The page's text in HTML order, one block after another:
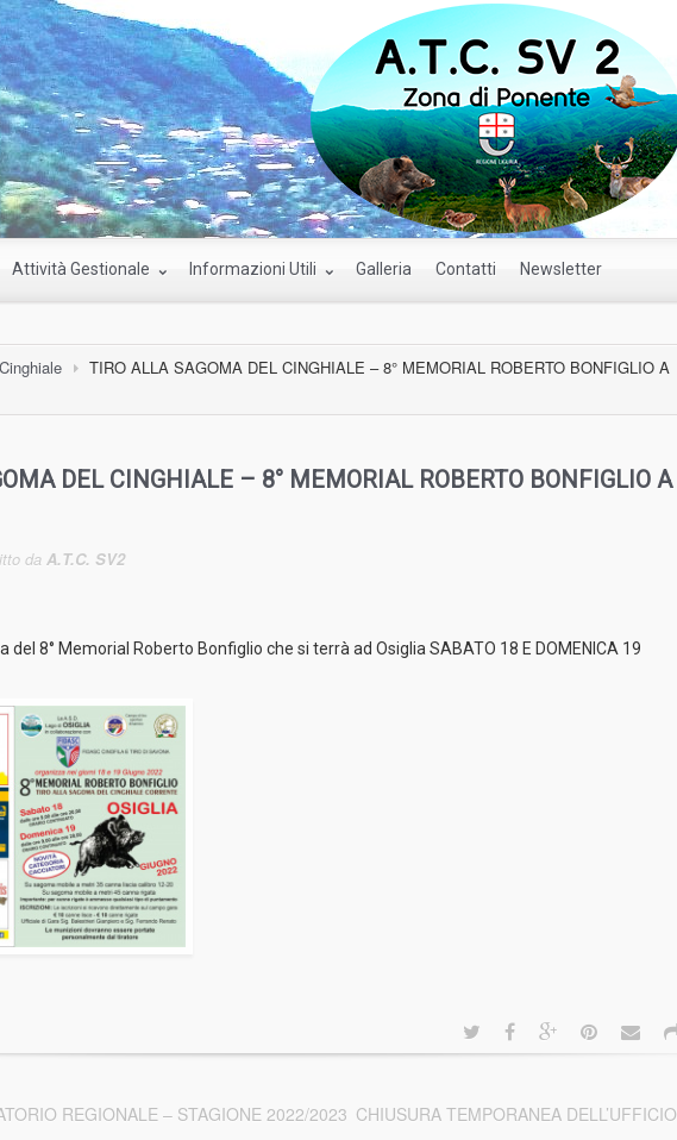
Attività Gestionale Informazioni Utili Galleria Contatti Newsletter
Cinghiale
TIRO ALLA SAGOMA DEL CINGHIALE – 8° MEMORIAL ROBERTO BONFIGLIO A
DEL CINGHIALE – 8° MEMORIAL ROBERTO BONFIGLIO A
da A.T.C. SV2
del 8° Memorial Roberto Bonfiglio che si terrà ad Osiglia SABATO 18 E DOMENICA 19
REGIONALE – STAGIONE 2022/2023 CHIUSURA TEMPORANEA DELL’UFFICIO